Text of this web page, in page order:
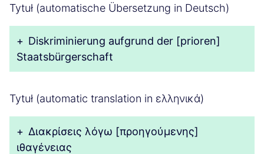
Tytuł (automatische Übersetzung in Deutsch)
+ Diskriminierung aufgrund der [prioren]
Staatsbürgerschaft
Tytuł (automatic translation in ελληνικά)
+ Διακρίσεις λόγω [προηγούμενης]
ιθαγένειας